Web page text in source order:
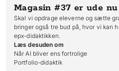
Magasin #37 er ude nu
Skal vi opdrage eleverne og sætte
bringer også tre bud på, hvor vi kan
epx-didaktikken.
Læs desuden om
Når AI bliver ens fortrolige
Portfolio-didaktik